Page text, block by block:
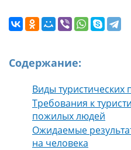
Содержание:
Виды туристических
Требования к
пожилых людей
Ожидаемые
на человека